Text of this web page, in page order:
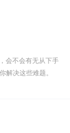
会不会有无从下手
解决这些难题。